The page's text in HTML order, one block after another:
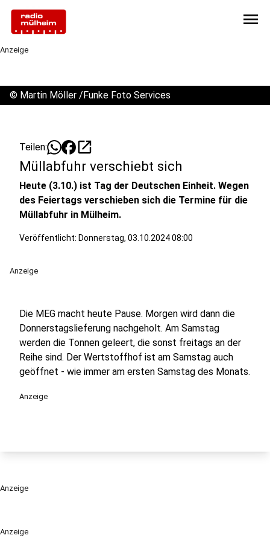
menu
Anzeige
Anzeige
© Martin Möller /Funke Foto Services
Teilen: open_in_new
Müllabfuhr verschiebt sich
Heute (3.10.) ist Tag der Deutschen Einheit. Wegen
des Feiertags verschieben sich die Termine für die
Müllabfuhr in Mülheim.
Veröffentlicht: Donnerstag, 03.10.2024 08:00
Anzeige
Die MEG macht heute Pause. Morgen wird dann die
Donnerstagslieferung nachgeholt. Am Samstag
werden die Tonnen geleert, die sonst freitags an der
Reihe sind. Der Wertstoffhof ist am Samstag auch
geöffnet - wie immer am ersten Samstag des Monats.
Anzeige
Anzeige